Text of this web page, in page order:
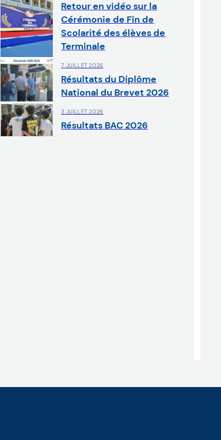
Retour en vidéo sur la
Cérémonie de Fin de
Scolarité des élèves de
Terminale
7 JUILLET 2026
Résultats du Diplôme
National du Brevet 2026
3 JUILLET 2026
Résultats BAC 2026